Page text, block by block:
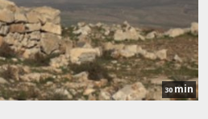
30min